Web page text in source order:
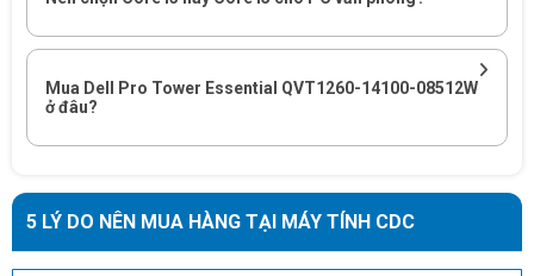
Mua Dell Pro Tower Essential QVT1260-14100-08512W
ở đâu?
5 LÝ DO NÊN MUA HÀNG TẠI MÁY TÍNH CDC